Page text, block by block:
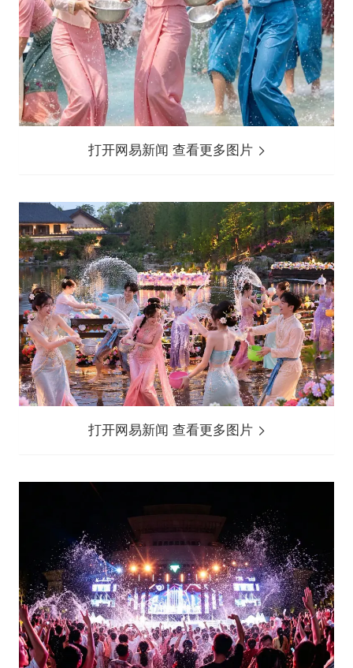
打开网易新闻 查看更多图片
打开网易新闻 查看更多图片